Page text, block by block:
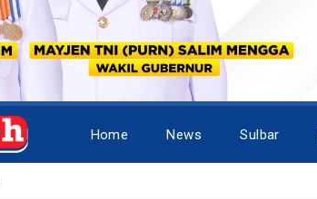
Home News Sulbar